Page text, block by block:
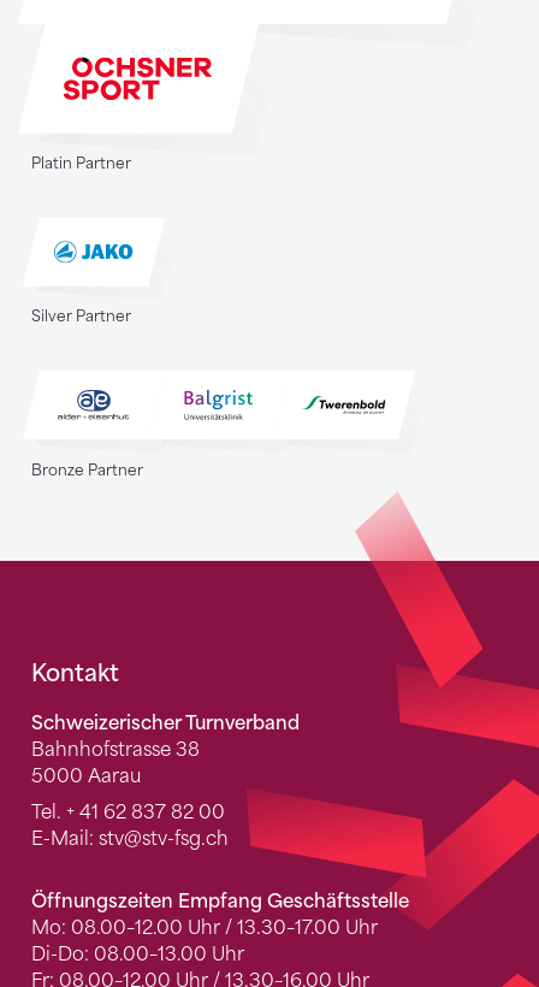
Platin Partner
Silver Partner
Bronze Partner
Fusszeile
Kontakt
Schweizerischer Turnverband
Bahnhofstrasse 38
5000 Aarau
Tel. + 41 62 837 82 00
E-Mail: stv@stv-fsg.ch
Öffnungszeiten Empfang Geschäftsstelle
Mo: 08.00–12.00 Uhr / 13.30–17.00 Uhr
Di-Do: 08.00–13.00 Uhr
Fr: 08.00–12.00 Uhr / 13.30–16.00 Uhr